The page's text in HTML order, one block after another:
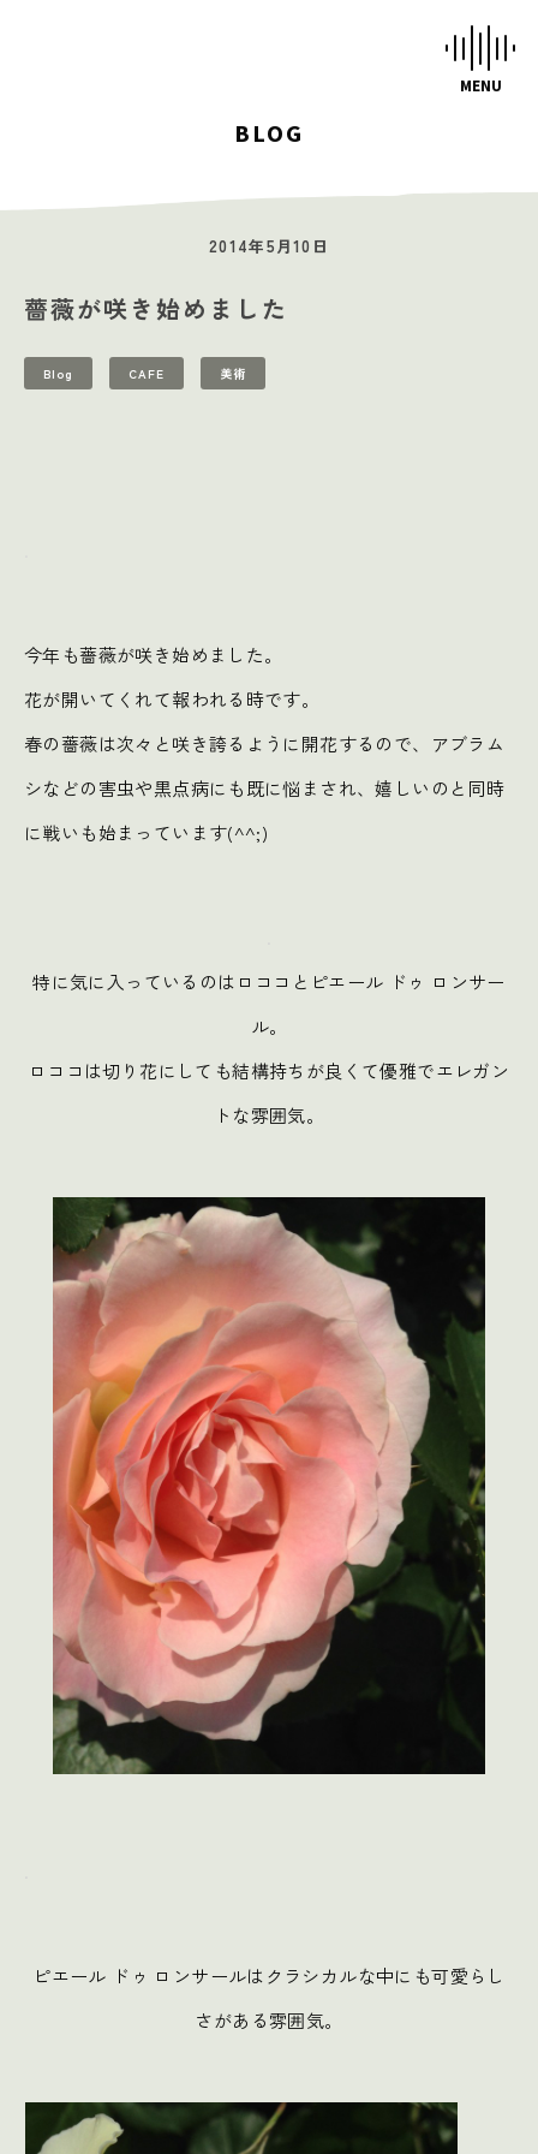
STUDIOS
MUSIC SCHOOL
CAFE-STUDIO
EVENTS
BLOG
2014年5月10日
薔薇が咲き始めました
Blog CAFE 美術
今年も薔薇が咲き始めました。
花が開いてくれて報われる時です。
春の薔薇は次々と咲き誇るように開花するので、アブラム
シなどの害虫や黒点病にも既に悩まされ、嬉しいのと同時
に戦いも始まっています(^^;)
特に気に入っているのはロココとピエール ドゥ ロンサー
ル。
ロココは切り花にしても結構持ちが良くて優雅でエレガン
トな雰囲気。
ピエール ドゥ ロンサールはクラシカルな中にも可愛らし
さがある雰囲気。